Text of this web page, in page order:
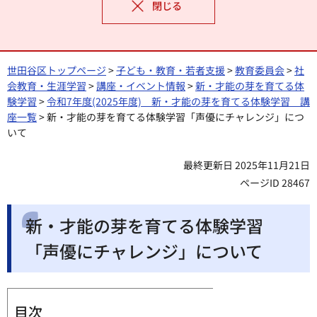
閉じる
世田谷区トップページ >子ども・教育・若者支援>教育委員会>社
会教育・生涯学習 >講座・イベント情報 >新・才能の芽を育てる体
験学習 >令和7年度(2025年度) 新・才能の芽を育てる体験学習 講
座一覧> 新・才能の芽を育てる体験学習「声優にチャレンジ」につ
いて
最終更新日 2025年11月21日
ページID 28467
新・才能の芽を育てる体験学習
「声優にチャレンジ」について
目次